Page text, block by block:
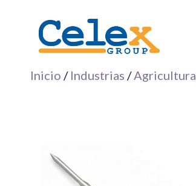
contenido
Inicio / Industrias /Agricultura